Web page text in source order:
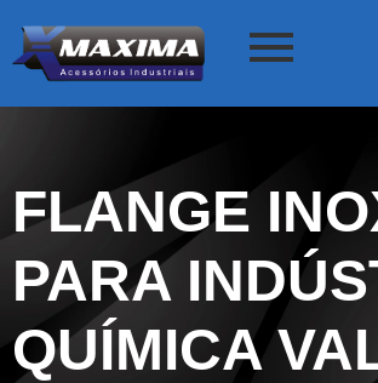
FLANGE
PARA
QUÍMICA